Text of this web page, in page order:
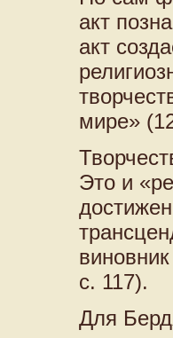
акт
акт
мире»
Это и
с. 117).
Для